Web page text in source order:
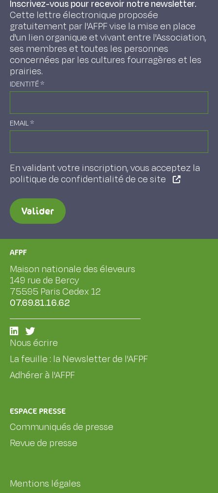
Inscrivez-vous pour recevoir notre newsletter.
Cette lettre électronique proposée
gratuitement par l'AFPF vise la mise en place
d'un lien organique et vivant entre l'Association,
ses membres et toutes les personnes
concernées par les cultures fourragères et les
prairies.
IDENTITÉ*
EMAIL*
En validant votre inscription, vous acceptez la
politique de confidentialité de ce site
Valider
AFPF
Maison nationale des éleveurs
149 rue de Bercy
75595 Paris Cedex 12
07.69.81.16.62
Nous écrire
La feuille : la Newsletter de l'AFPF
Adhérer à l'AFPF
ESPACE PRESSE
Communiqués de presse
Revue de presse
Mentions légales